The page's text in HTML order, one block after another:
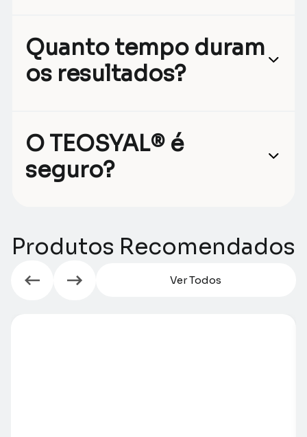
Quanto tempo duram
os resultados?
O TEOSYAL® é
seguro?
Produtos Recomendados
Ver Todos